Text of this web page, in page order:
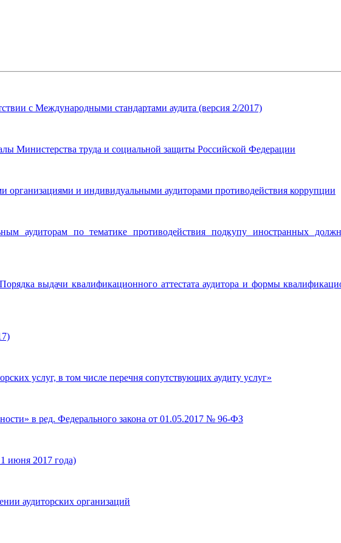
с Международными стандартами аудита (версия 2/2017)
Министерства труда и социальной защиты Российской Федерации
и индивидуальными аудиторами противодействия коррупции
аудиторам по тематике противодействия подкупу иностранных
выдачи квалификационного аттестата аудитора и формы
услуг, в том числе перечня сопутствующих аудиту услуг»
в ред. Федерального закона от 01.05.2017 № 96-ФЗ
июня 2017 года)
аудиторских организаций